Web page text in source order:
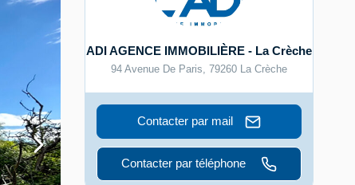
ADI AGENCE IMMOBILIÈRE - La Crèche
94 Avenue De Paris, 79260 La Crèche
Contacter par mail
Contacter par téléphone